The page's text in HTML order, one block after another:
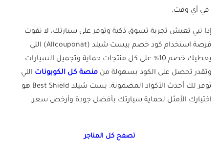
في أي وقت.
إذا تبي تعيش تجربة تسوق ذكية وتوفر على سيارتك، لا تفوت
فرصة استخدام كود خصم بيست شيلد (Allcouponat) اللي
يعطيك خصم 10% على كل منتجات حماية وتجميل السيارات.
وتقدر تحصل على الكود بسهولة من منصة كل الكوبونات اللي
توفر لك أحدث الأكواد المضمونة. بست شيلد Best Shield هو
اختيارك الأمثل لحماية سيارتك بأفضل جودة وأرخص سعر.
تصفح كل المتاجر